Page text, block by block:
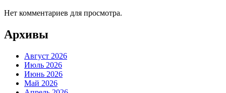
Нет комментариев для просмотра.
Архивы
Август 2026
Июль 2026
Июнь 2026
Май 2026